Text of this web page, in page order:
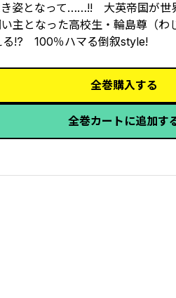
となって……!! ――大英帝国が世
となった高校生・輪島尊（わ
る!? 100％ハマる倒叙style!
全巻購入する
全巻カートに追加す